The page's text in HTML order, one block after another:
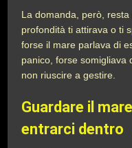
La domanda, però,
profondità ti attirava o ti
forse il mare parlava di
panico, forse somigliava
non riuscire a gestire.
Guardare il
entrarci dentro